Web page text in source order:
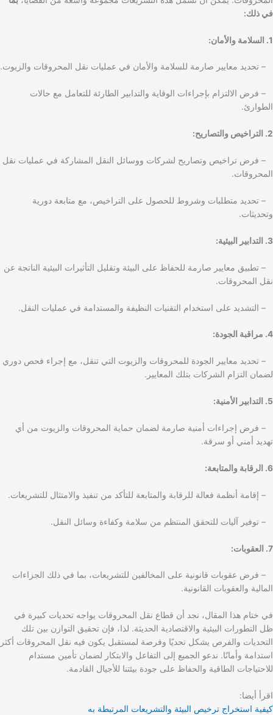
في ذلك:
1. السلامة والأمان:
– تحديد معايير صارمة للسلامة والأمان في عمليات نقل المحروقات والزيوت.
– فرض الالتزام بإجراءات الوقاية والتدابير الطارئة للتعامل مع حالات
الطوارئ.
2. التراخيص والتصاريح:
– فرض تراخيص وتصاريح لشركات ووسائل النقل المشاركة في عمليات نقل
المحروقات.
– تحديد متطلبات وشروط للحصول على التراخيص، مع متابعة دورية
وتحديثات.
3. التدابير البيئية:
– تطبيق معايير صارمة للحفاظ على البيئة وتقليل التأثيرات البيئية الناتجة عن
نقل المحروقات.
– التشديد على استخدام التقنيات النظيفة والمستدامة في عمليات النقل.
4. مراقبة الجودة:
– تحديد معايير الجودة للمحروقات والزيوت التي تنقل، مع إجراء فحص دوري
لضمان التزام الشركات بتلك المعايير.
5. التدابير الأمنية:
– فرض إجراءات أمنية صارمة لضمان حماية المحروقات والزيوت من أي
تهديد أمني أو سرقة.
6. الرقابة والمتابعة:
– إقامة أنظمة فعالة للرقابة والمتابعة للتأكد من تنفيذ والامتثال للتشريعات.
– توفير آليات للتحقق المنتظم من سلامة وكفاءة وسائل النقل.
7. العقوبات:
– فرض عقوبات قانونية على المخالفين للتشريعات، بما في ذلك الجزاءات
المالية والعقوبات القانونية.
في ختام هذا المقال، نجد أن قطاع نقل المحروقات يواجه تحديات كبيرة في
ظل التطورات البيئية والاقتصادية الحديثة. لذا، فإن تحقيق التوازن بين تلك
التحديات والفرص يشكل تحديًا وفرصة لمستقبل يكون فيه نقل المحروقات أكثر
استدامة وأمانًا. ندعو الجميع إلى التفاعل والابتكار لضمان تأمين مستدام
للاحتياجات الطاقية والحفاظ على جودة بيئتنا للأجيال القادمة.
اقرأ أيضا:
كيفية استخراج ترخيص البيئة والتشريعات المرتبطة به